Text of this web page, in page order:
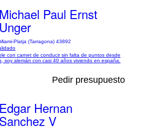
Michael Paul Ernst
Unger
Platja (Tarragona) 43892
con carnet de conducir sin falta de puntos desde
soy alemán con casi 40 años viviendo en españa.
Pedir presupuesto
Edgar Hernan
Sanchez V